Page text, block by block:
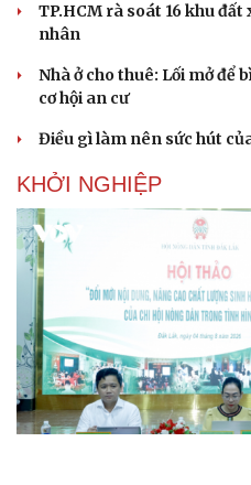
TP.HCM rà soát 16 khu
nhân
Nhà ở cho thuê: Lối mở để
cơ hội an cư
Điều gì làm nên sức hút
KHỞI NGHIỆP